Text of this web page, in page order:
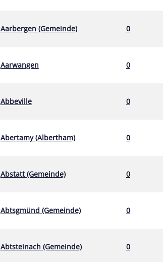
Aarbergen (Gemeinde) 0
Aarwangen 0
Abbeville 0
Abertamy (Albertham) 0
Abstatt (Gemeinde) 0
Abtsgmünd (Gemeinde) 0
Abtsteinach (Gemeinde) 0